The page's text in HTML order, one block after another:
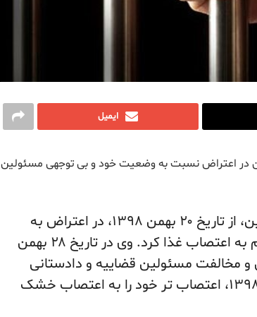
ایمیل
مختلف ایران در اعتراض نسبت به وضعیت خود و بی توجهی مسئولین
، وکیل دادگستری در زندان اوین، از تاریخ ۲۰ بهمن ۱۳۹۸، در اعتراض به
ادامه بازداشت و عدم اعطای مرخصی به وی، اقدام به اعتصاب غذا کرد. وی در تاریخ ۲۸ بهمن
و مخالفت مسئولین قضاییه و دادستانی
نسبت به درخواست مرخصی وی از روز ۲۷ بهمن ۱۳۹۸، اعتصاب تر خود را به اعتصاب خشک